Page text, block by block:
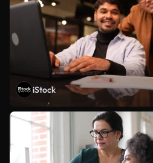
iStock